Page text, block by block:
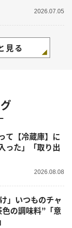
2026.07.05
見る
て【冷蔵庫】に
った」「取り出
2026.08.08
の調味料”「意